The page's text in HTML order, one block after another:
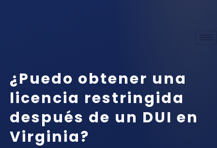
¿Puedo obtener una
licencia restringida
después de un DUI en
Virginia?